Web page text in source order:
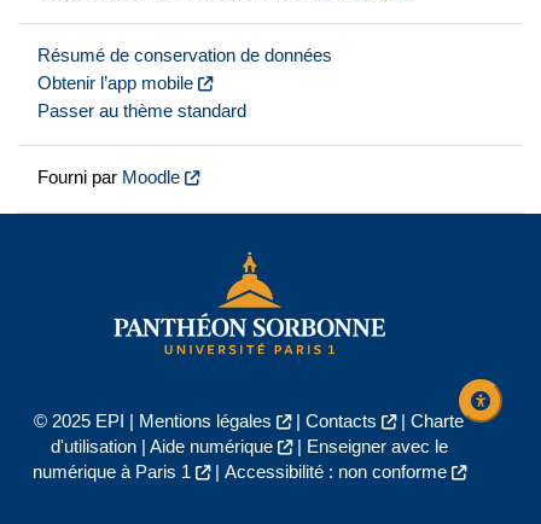
Résumé de conservation de données
Obtenir l’app mobile
Passer au thème standard
Fourni par Moodle
© 2025 EPI | Mentions légales | Contacts | Charte
d'utilisation| Aide numérique |
Enseigner avec le
numérique à Paris 1
| Accessibilité : non conforme